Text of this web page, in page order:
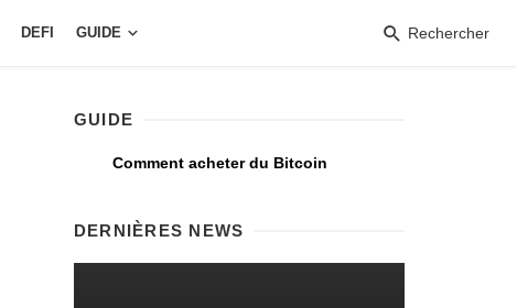
DEFI GUIDE Rechercher
GUIDE
Comment acheter du Bitcoin
DERNIÈRES NEWS